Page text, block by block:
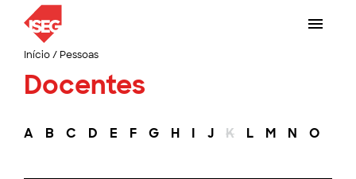
Início/ Pessoas
Docentes
A B C D E F G H I J K L M N O